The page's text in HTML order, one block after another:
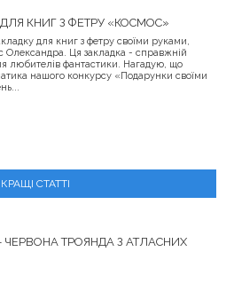
КНИГ З ФЕТРУ «КОСМОС»
для книг з фетру своїми руками,
Олександра. Ця закладка - справжній
любителів фантастики. Нагадую, що
нашого конкурсу «Подарунки своїми
КРАЩІ СТАТТІ
ТРОЯНДА З АТЛАСНИХ